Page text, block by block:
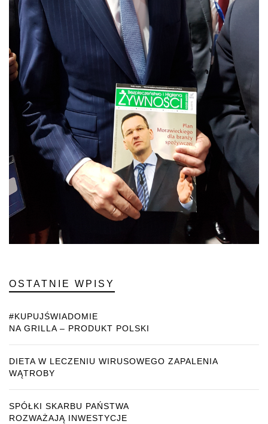
OSTATNIE WPISY
#KUPUJŚWIADOMIE
NA GRILLA – PRODUKT POLSKI
DIETA W LECZENIU WIRUSOWEGO ZAPALENIA
WĄTROBY
SPÓŁKI SKARBU PAŃSTWA
ROZWAŻAJĄ INWESTYCJE